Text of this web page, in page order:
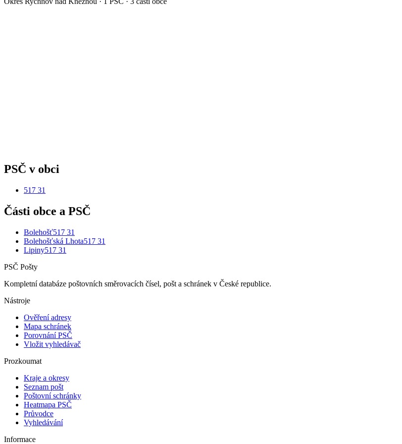
PSČ v obci
517 31
Části obce a PSČ
Bolehošť517 31
Bolehošťská Lhota517 31
Lipiny517 31
PSČ Pošty
Kompletní databáze poštovních směrovacích čísel, pošt a schránek v České republice.
Nástroje
Ověření adresy
Mapa schránek
Porovnání PSČ
Vložit vyhledávač
Prozkoumat
Kraje a okresy
Seznam pošt
Poštovní schránky
Heatmapa PSČ
Průvodce
Vyhledávání
Informace